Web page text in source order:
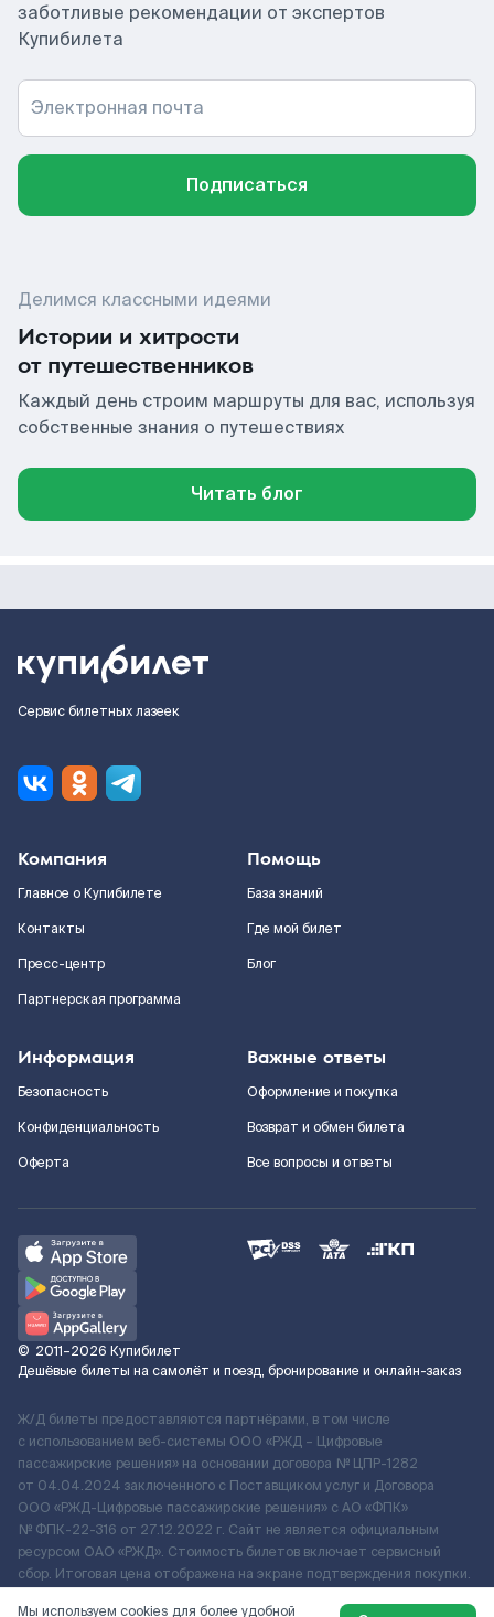
заботливые рекомендации от экспертов
Купибилета
Электронная почта
Подписаться
Делимся классными идеями
Истории и хитрости
от путешественников
Каждый день строим маршруты для вас, используя
собственные знания о путешествиях
Читать блог
Сервис билетных лазеек
Компания
Главное о Купибилете
Контакты
Пресс-центр
Партнерская программа
Помощь
База знаний
Где мой билет
Блог
Информация
Безопасность
Конфиденциальность
Оферта
Важные ответы
Оформление и покупка
Возврат и обмен билета
Все вопросы и ответы
© 2011–2026 Купибилет
Дешёвые билеты на самолёт и поезд, бронирование и онлайн-заказ
Ж/Д билеты предоставляются партнёрами, в том числе
с использованием веб-системы ООО «РЖД – Цифровые
пассажирские решения» на основании договора № ЦПР-1282
от 04.04.2024 заключенного с Поставщиком услуг и Договора
ООО «РЖД-Цифровые пассажирские решения» c АО «ФПК»
№ ФПК-22-316 от 27.12.2022 г. Сайт не является официальным
ресурсом ОАО «РЖД». Стоимость билетов включает сервисный
сбор. Итоговая цена отображена на экране подтверждения покупки.
Мы используем cookies для более удобной